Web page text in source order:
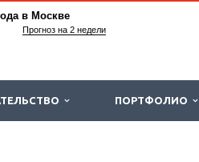
в Москве
Прогноз на 2 недели
ПОРТФОЛИО